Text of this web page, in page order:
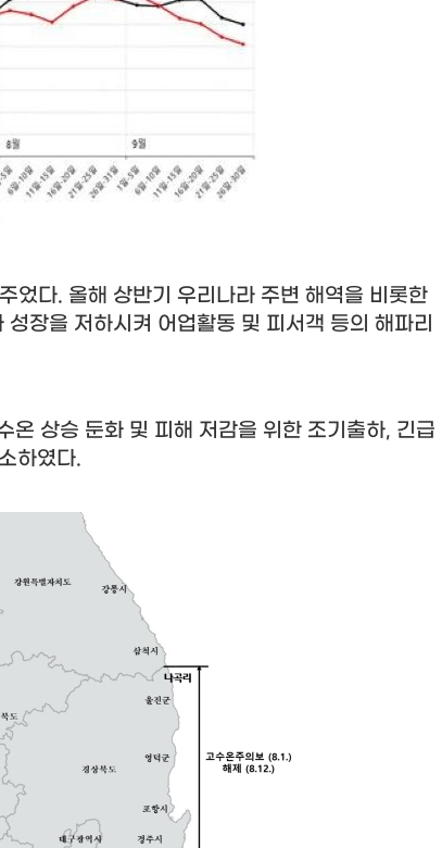
었다. 올해 상반기 우리나라 주변 해역을 비롯한
장을 저하시켜 어업활동 및 피서객 등의 해파리
온 상승 둔화 및 피해 저감을 위한 조기출하, 긴급
하였다.